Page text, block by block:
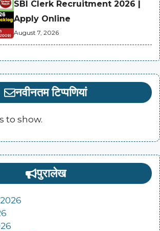
SBI Clerk Recruitment 2026 |
Apply Online
August 7, 2026
नवीनतम टिप्पणियां
to show.
पुरालेख